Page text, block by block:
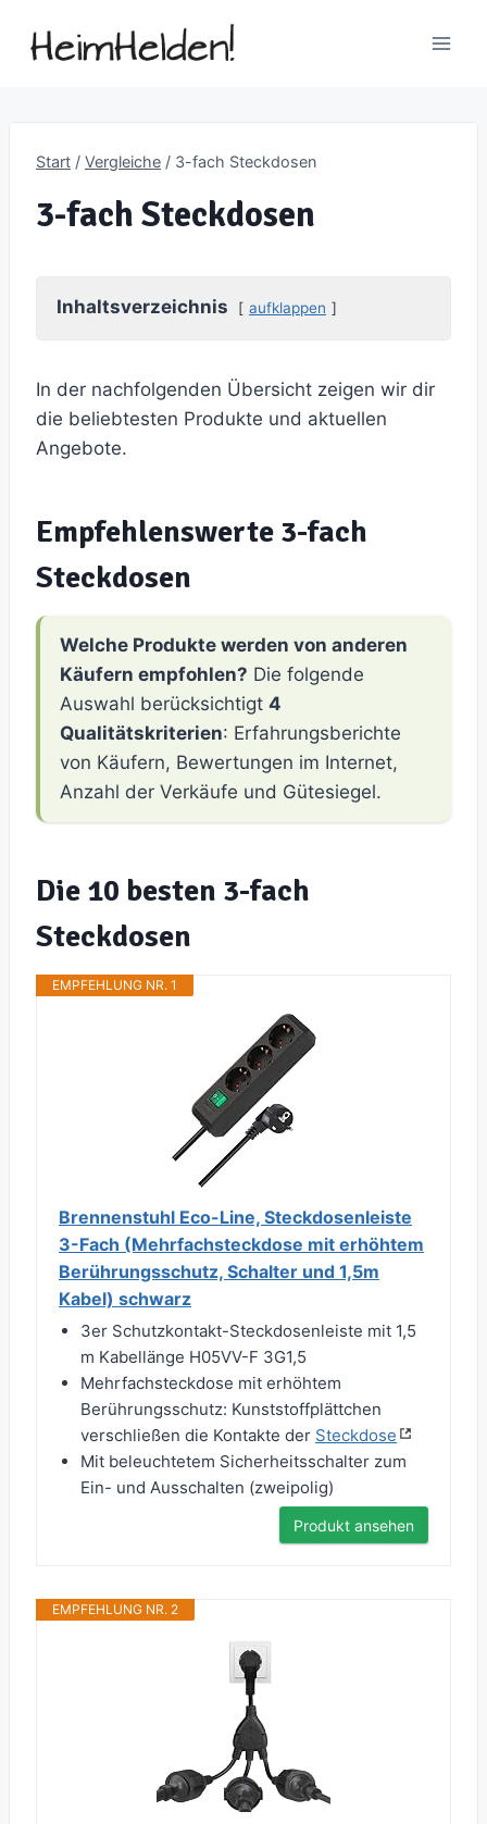
Inhalt
Start / Vergleiche / 3-fach Steckdosen
3-fach Steckdosen
Inhaltsverzeichnis aufklappen
In der nachfolgenden Übersicht zeigen wir dir
die beliebtesten Produkte und aktuellen
Angebote.
Empfehlenswerte 3-fach
Steckdosen
Welche Produkte werden von anderen
Käufern empfohlen? Die folgende
Auswahl berücksichtigt 4
Qualitätskriterien: Erfahrungsberichte
von Käufern, Bewertungen im Internet,
Anzahl der Verkäufe und Gütesiegel.
Die 10 besten 3-fach
Steckdosen
EMPFEHLUNG NR. 1
Brennenstuhl Eco-Line, Steckdosenleiste
3-Fach (Mehrfachsteckdose mit erhöhtem
Berührungsschutz, Schalter und 1,5m
Kabel) schwarz
3er Schutzkontakt-Steckdosenleiste mit 1,5
m Kabellänge H05VV-F 3G1,5
Mehrfachsteckdose mit erhöhtem
Berührungsschutz: Kunststoffplättchen
verschließen die Kontakte der Steckdose
Mit beleuchtetem Sicherheitsschalter zum
Ein- und Ausschalten (zweipolig)
Produkt ansehen
EMPFEHLUNG NR. 2